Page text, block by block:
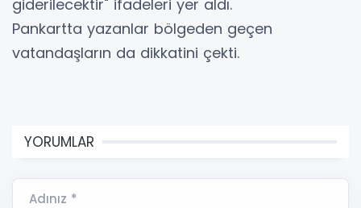
giderilecektir" ifadeleri yer aldı.
Pankartta yazanlar bölgeden geçen
vatandaşların da dikkatini çekti.
YORUMLAR
Adınız *